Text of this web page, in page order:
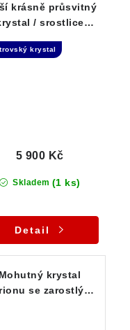
krásně průsvitný
/ srostlice
krystal
Skladem (1 ks)
5 900 Kč
Detail
Mohutný krystal
se zarostlými